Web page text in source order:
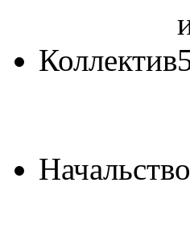
Коллектив
Начальство